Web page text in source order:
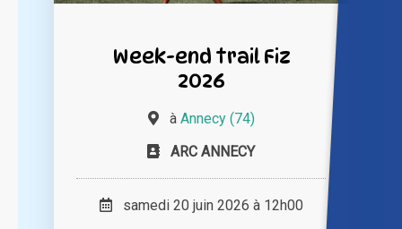
Week-end trail Fiz
2026
à Annecy (74)
ARC ANNECY
samedi 20 juin 2026 à 12h00